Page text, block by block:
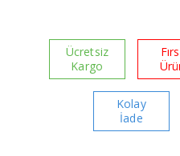
Ücretsiz
Kargo
Kolay
İade